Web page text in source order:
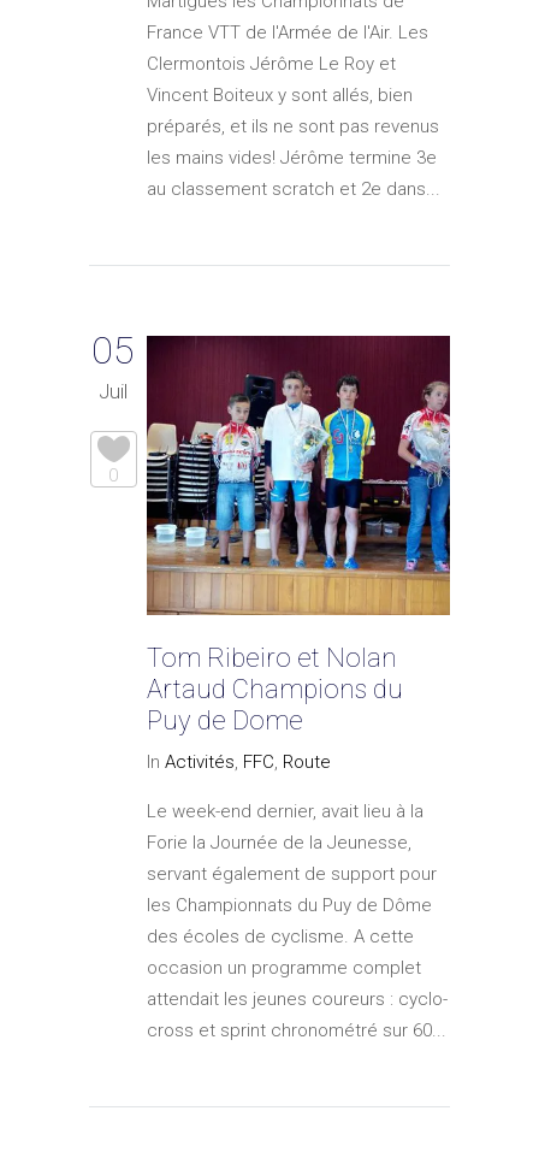
France VTT de l'Armée de l'Air. Les
Clermontois Jérôme Le Roy et
Vincent Boiteux y sont allés, bien
préparés, et ils ne sont pas revenus
les mains vides! Jérôme termine 3e
au classement scratch et 2e dans...
05
Juil
0
Tom Ribeiro et Nolan
Artaud Champions du
Puy de Dome
In Activités, FFC, Route
Le week-end dernier, avait lieu à la
Forie la Journée de la Jeunesse,
servant également de support pour
les Championnats du Puy de Dôme
des écoles de cyclisme. A cette
occasion un programme complet
attendait les jeunes coureurs : cyclo-
cross et sprint chronométré sur 60...